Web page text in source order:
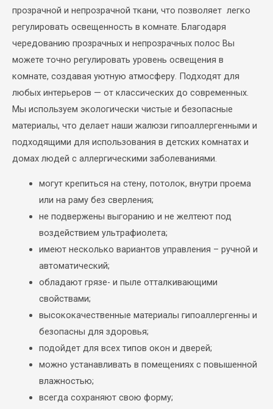
прозрачной и непрозрачной ткани, что позволяет легко
регулировать освещенность в комнате. Благодаря
чередованию прозрачных и непрозрачных полос Вы
можете точно регулировать уровень освещения в
комнате, создавая уютную атмосферу. Подходят для
любых интерьеров — от классических до современных.
Мы используем экологически чистые и безопасные
материалы, что делает наши жалюзи гипоаллергенными и
подходящими для использования в детских комнатах и
домах людей с аллергическими заболеваниями.
могут крепиться на стену, потолок, внутри проема
или на раму без сверления;
не подвержены выгоранию и не желтеют под
воздействием ультрафиолета;
имеют несколько вариантов управления – ручной и
автоматический;
обладают грязе- и пыле отталкивающими
свойствами;
высококачественные материалы гипоаллергенны и
безопасны для здоровья;
подойдет для всех типов окон и дверей;
можно устанавливать в помещениях с повышенной
влажностью;
всегда сохраняют свою форму;